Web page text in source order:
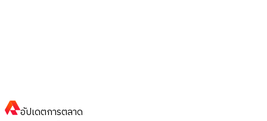
อัปเดตการตลาด